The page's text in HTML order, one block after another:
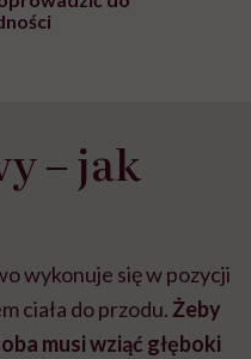
– jak
wykonuje się w pozycji
ciała do przodu. Żeby
musi wziąć głęboki